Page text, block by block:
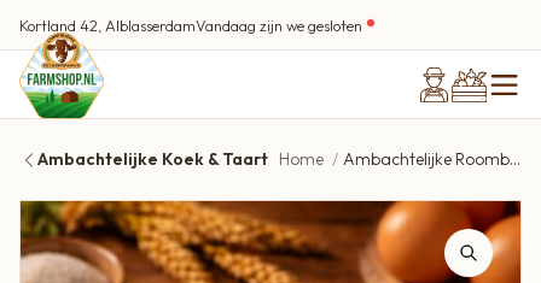
Kortland 42, AlblasserdamVandaag zijn we gesloten
Ambachtelijke Koek & Taart Home Ambachtelijke Roomboterkoek | ca. 350 gram